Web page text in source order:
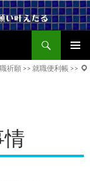
メインメ
ニュー
祈願 >> 就職便利帳 >>